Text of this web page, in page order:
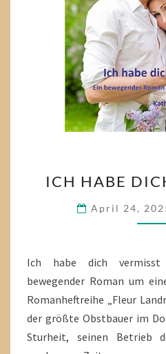
ICH HABE
April 24,
Ich habe dich
bewegender Roman um
Romanheftreihe „Fleur
der größte Obstbauer im
Sturheit, seinen Betrieb